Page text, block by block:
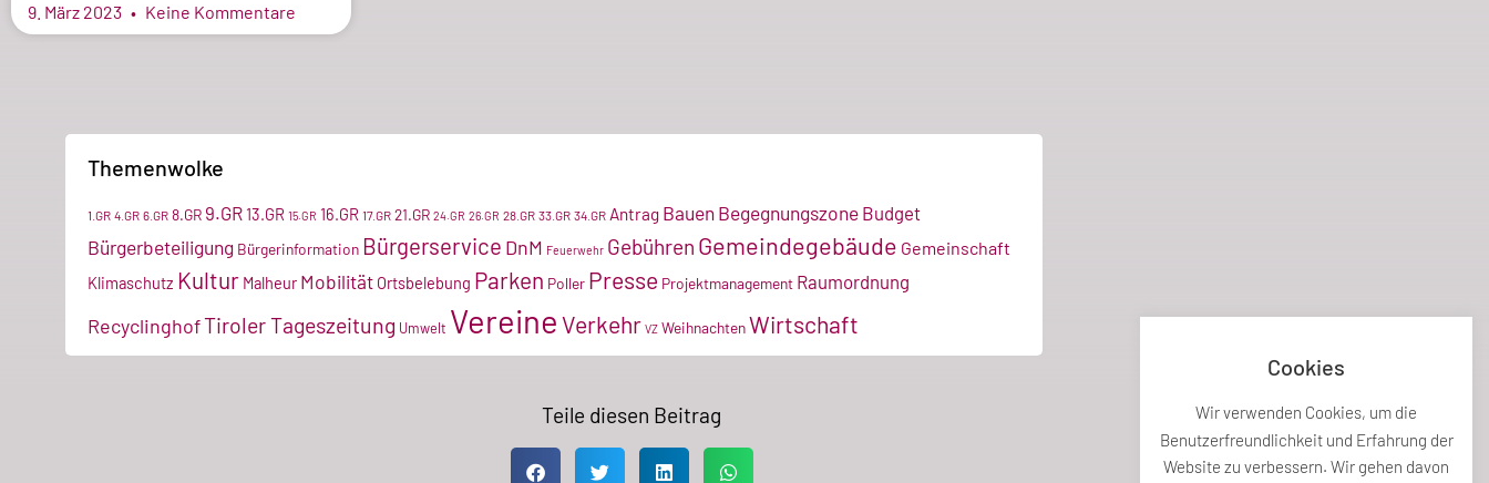
9. März 2023 Keine Kommentare
Themenwolke
1.GR 4.GR 6.GR 8.GR 9.GR 13.GR 15.GR 16.GR 17.GR 21.GR 24.GR 26.GR 28.GR 33.GR 34.GR Antrag Bauen Begegnungszone Budget
Bürgerbeteiligung Bürgerinformation Bürgerservice DnM Feuerwehr Gebühren Gemeindegebäude Gemeinschaft
Klimaschutz Kultur Malheur Mobilität Ortsbelebung Parken Poller Presse Projektmanagement Raumordnung
RecyclinghofTiroler Tageszeitung Umwelt Vereine Verkehr VZ Weihnachten Wirtschaft
Teile diesen Beitrag
Cookies
Wir verwenden Cookies, um die
Benutzerfreundlichkeit und Erfahrung der
Website zu verbessern. Wir gehen davon